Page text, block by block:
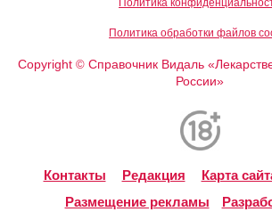
Политика
Политика обработки файлов
Copyright ©Справочник Видаль
России»
Контакты Редакция Карта
Размещение рекламы